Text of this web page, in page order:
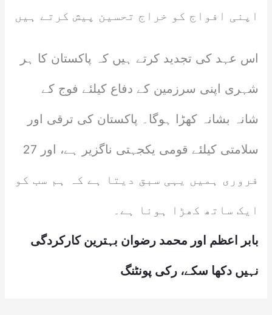
اپنی افواج کو خراج تحسین پیش کرتے ہیں
اس عہد کی تجدید کرتے ہیں کہ پاکستان کا ہر
شہری اپنی سرزمین کے دفاع کیلئے فوج کے
شانہ بشانہ کھڑا ہوگا۔ پاکستان کی ترقی اور
سلامتی کیلئے قومی یکجہتی ناگزیر ہے، اور 27
فروری ہمیں یہی سبق دیتا ہے کہ ہم سب کو
ایک ساتھ کھڑا ہونا ہے۔
بابر اعظم اور محمد رضوان بہترین کارکردگی
نہیں دکھا سکے، رکی پونٹنگ